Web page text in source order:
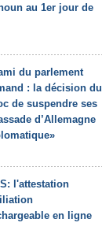
au 1er jour de
du parlement
: la décision du
de suspendre ses
d’Allemagne
l'attestation
en ligne